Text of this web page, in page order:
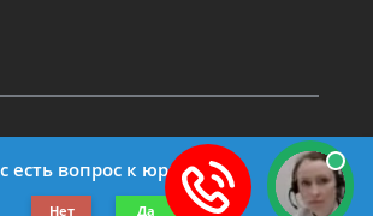
права защищены.
данных
есть вопрос к юристу?
Нет Да